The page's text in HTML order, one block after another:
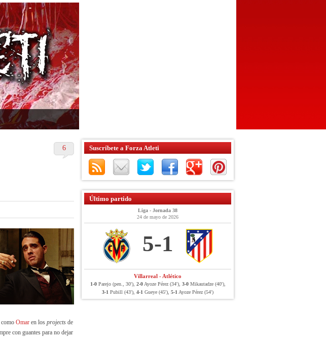
6
Omar en los projects de
con guantes para no dejar
Suscríbete a Forza Atleti
Último partido
Liga - Jornada 38
24 de mayo de 2026
5-1
Villarreal - Atlético
1-0Parejo (pen., 30'), 2-0Ayoze Pérez (34'), 3-0Mikautadze (40'),
3-1 Pubill (43'), 4-1 Gueye (45'), 5-1 Ayoze Pérez (54')